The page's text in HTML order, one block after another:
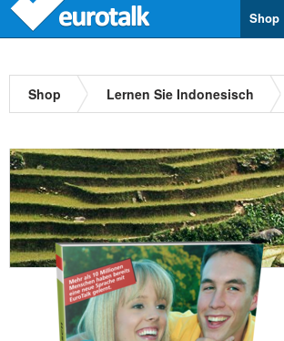
Shop
Shop Lernen Sie Indonesisch